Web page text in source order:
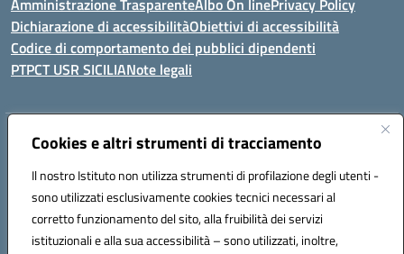
Cookies e altri strumenti di tracciamento
Il nostro Istituto non utilizza strumenti di profilazione degli utenti -
sono utilizzati esclusivamente cookies tecnici necessari al
corretto funzionamento del sito, alla fruibilità dei servizi
istituzionali e alla sua accessibilità – sono utilizzati, inoltre,
Amministrazione TrasparenteAlbo On linePrivacy Policy
Dichiarazione di accessibilitàObiettivi di accessibilità
Codice di comportamento dei pubblici dipendenti
PTPCT USR SICILIANote legali
Indirizzo:Via Enrico Fermi, 4 - Cefalù
Posta elettronica certificata (PEC):PAIC8AJ008@pec.istruzione.it
Codice fiscale: 82000590826
Codice meccanografico: PAIC8AJ008